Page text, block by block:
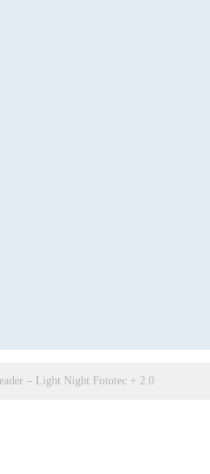
– Light Night Fototec + 2.0